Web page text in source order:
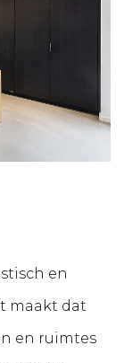
en
maakt dat
en ruimtes